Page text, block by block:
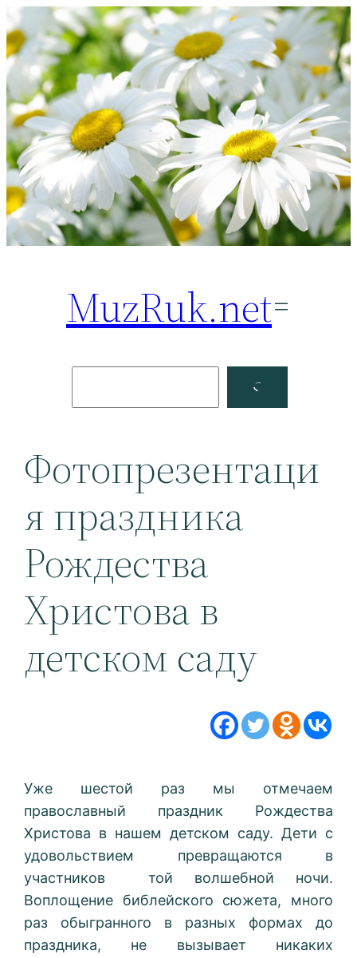
Перейти
к
содержимому
MuzRuk.net
Facebook
Фотопрезентаци
я праздника
Рождества
Христова в
детском саду
Уже шестой раз мы отмечаем
православный праздник Рождества
Христова в нашем детском саду. Дети с
удовольствием превращаются в
участников той волшебной ночи.
Воплощение библейского сюжета, много
раз обыгранного в разных формах до
праздника, не вызывает никаких